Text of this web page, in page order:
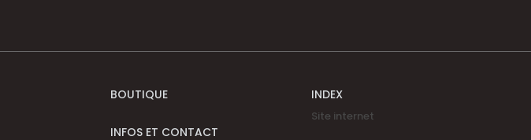
BOUTIQUE
INFOS ET CONTACT
INDEX
Site internet